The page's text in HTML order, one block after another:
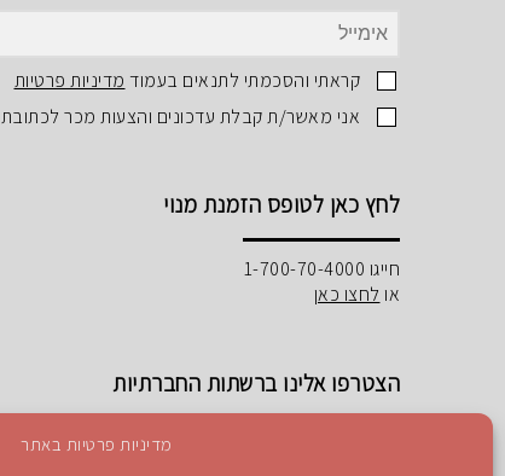
מדיניות פרטיות באתר
קראתי והסכמתי לתנאים בעמוד מדיניות פרטיות
אני מאשר/ת קבלת עדכונים והצעות מכר
לחץ כאן לטופס הזמנת מנוי
חייגו 1-700-70-4000
או לחצו כאן
הצטרפו אלינו ברשתות החברתיות